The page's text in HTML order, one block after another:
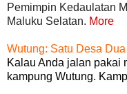
Pemimpin Kedaulatan
Maluku Selatan. More
Wutung: Satu Desa
Kalau Anda jalan pakai
kampung Wutung.